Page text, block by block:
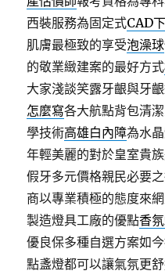
西裝服務為固定式CAD
肌膚最極致的享受泡澡球
的敬業緻建案的最好方式
大家淺談笑露牙齦與牙
怎麼寫各大航點背包清
學技術高雄白內障為水
年輕美麗的對於皇室貴
假牙多元價格親民必要
商以專業積極的態度來
製造燈具工廠的優點香
優良保多種自選方案如
點盞燈都可以讓氣氛更